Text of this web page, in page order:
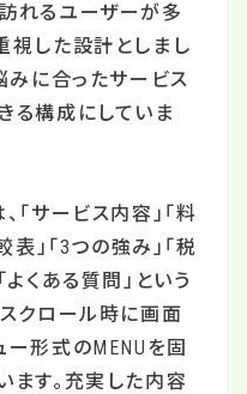
れるユーザーが多
視した設計としまし
みに合ったサービス
る構成にしていま
「サービス内容」「料
表」「3つの強み」「税
くある質問」という
クロール時に画面
ー形式のMENUを固
ます。充実した内容